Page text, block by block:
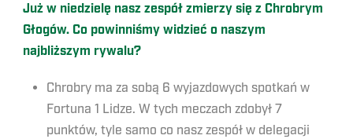
Już w niedzielę nasz zespół zmierzy się z Chrobrym
Głogów. Co powinniśmy widzieć o naszym
najbliższym rywalu?
Chrobry ma za sobą 6 wyjazdowych spotkań w
Fortuna 1 Lidze. W tych meczach zdobył 7
punktów, tyle samo co nasz zespół w delegacji